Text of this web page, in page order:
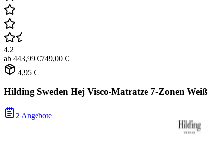
4.2
ab 443,99 €749,00 €
4,95 €
Hilding Sweden Hej Visco-Matratze 7-Zonen Weiß
2 Angebote